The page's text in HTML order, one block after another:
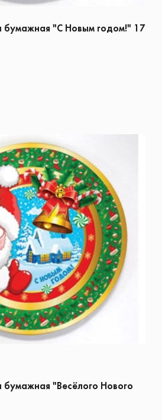
бумажная "С Новым годом!" 17
бумажная "Весёлого Нового